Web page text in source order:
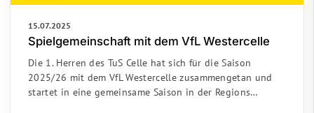
15.07.2025
Spielgemeinschaft mit dem VfL Westercelle
Die 1. Herren des TuS Celle hat sich für die Saison
2025/26 mit dem VfL Westercelle zusammengetan und
startet in eine gemeinsame Saison in der Regions…